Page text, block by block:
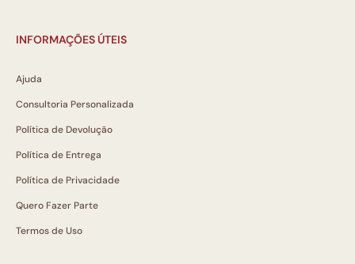
INFORMAÇÕES ÚTEIS
Ajuda
Consultoria Personalizada
Política de Devolução
Política de Entrega
Política de Privacidade
Quero Fazer Parte
Termos de Uso